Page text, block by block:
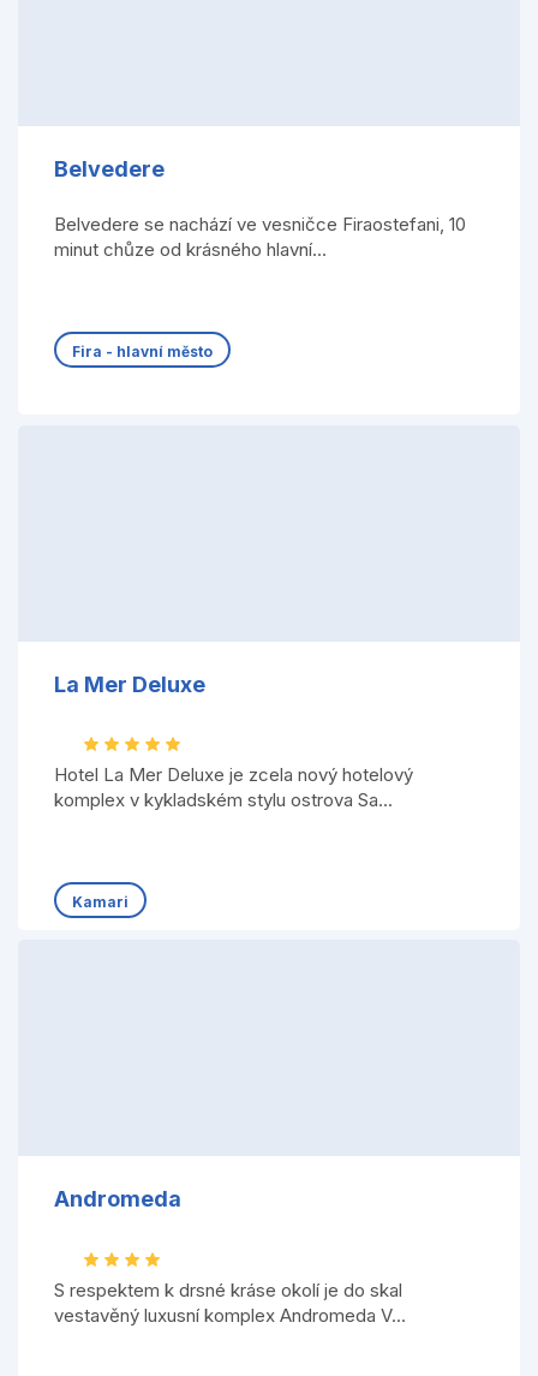
Belvedere
Belvedere se nachází ve vesničce Firaostefani, 10
minut chůze od krásného hlavní...
Fira - hlavní město
La Mer Deluxe
Hotel La Mer Deluxe je zcela nový hotelový
komplex v kykladském stylu ostrova Sa...
Kamari
Andromeda
S respektem k drsné kráse okolí je do skal
vestavěný luxusní komplex Andromeda V...